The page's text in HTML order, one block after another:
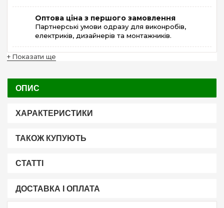
Оптова ціна з першого замовлення
Партнерські умови одразу для виконробів,
електриків, дизайнерів та монтажників.
+ Показати ще
ОПИС
ХАРАКТЕРИСТИКИ
ТАКОЖ КУПУЮТЬ
СТАТТІ
ДОСТАВКА І ОПЛАТА